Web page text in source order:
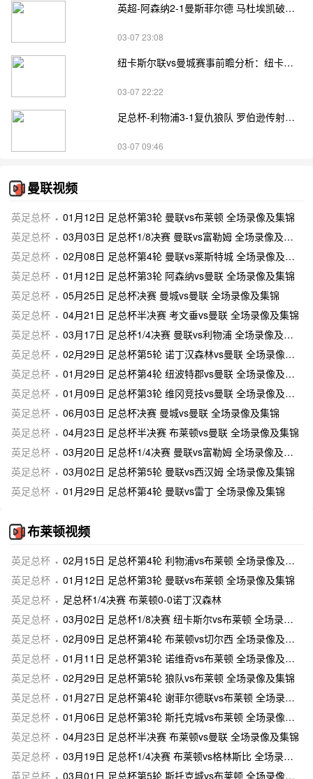
英超-阿森纳2-1曼斯菲尔德 马杜埃凯破门+中柱埃泽替补建功
03-07 23:08
纽卡斯尔联vs曼城赛事前瞻分析：纽卡斯尔联近6场比赛展现出恐怖的进攻火力
03-07 22:22
足总杯-利物浦3-1复仇狼队 罗伯逊传射萨拉赫、琼斯破门
03-07 09:46
曼联视频
英足总杯
01月12日 足总杯第3轮 曼联vs布莱顿 全场录像及集锦
英足总杯
03月03日 足总杯1/8决赛 曼联vs富勒姆 全场录像及集锦
英足总杯
02月08日 足总杯第4轮 曼联vs莱斯特城 全场录像及集锦
英足总杯
01月12日 足总杯第3轮 阿森纳vs曼联 全场录像及集锦
英足总杯
05月25日 足总杯决赛 曼城vs曼联 全场录像及集锦
英足总杯
04月21日 足总杯半决赛 考文垂vs曼联 全场录像及集锦
英足总杯
03月17日 足总杯1/4决赛 曼联vs利物浦 全场录像及集锦
英足总杯
02月29日 足总杯第5轮 诺丁汉森林vs曼联 全场录像及集锦
英足总杯
01月29日 足总杯第4轮 纽波特郡vs曼联 全场录像及集锦
英足总杯
01月09日 足总杯第3轮 维冈竞技vs曼联 全场录像及集锦
英足总杯
06月03日 足总杯决赛 曼城vs曼联 全场录像及集锦
英足总杯
04月23日 足总杯半决赛 布莱顿vs曼联 全场录像及集锦
英足总杯
03月20日 足总杯1/4决赛 曼联vs富勒姆 全场录像及集锦
英足总杯
03月02日 足总杯第5轮 曼联vs西汉姆 全场录像及集锦
英足总杯
01月29日 足总杯第4轮 曼联vs雷丁 全场录像及集锦
布莱顿视频
英足总杯
02月15日 足总杯第4轮 利物浦vs布莱顿 全场录像及集锦
英足总杯
01月12日 足总杯第3轮 曼联vs布莱顿 全场录像及集锦
英足总杯
足总杯1/4决赛 布莱顿0-0诺丁汉森林
英足总杯
03月02日 足总杯1/8决赛 纽卡斯尔vs布莱顿 全场录像及集锦
英足总杯
02月09日 足总杯第4轮 布莱顿vs切尔西 全场录像及集锦
英足总杯
01月11日 足总杯第3轮 诺维奇vs布莱顿 全场录像及集锦
英足总杯
02月29日 足总杯第5轮 狼队vs布莱顿 全场录像及集锦
英足总杯
01月27日 足总杯第4轮 谢菲尔德联vs布莱顿 全场录像及集锦
英足总杯
01月06日 足总杯第3轮 斯托克城vs布莱顿 全场录像及集锦
英足总杯
04月23日 足总杯半决赛 布莱顿vs曼联 全场录像及集锦
英足总杯
03月19日 足总杯1/4决赛 布莱顿vs格林斯比 全场录像及集锦
英足总杯
03月01日 足总杯第5轮 斯托克城vs布莱顿 全场录像及集锦